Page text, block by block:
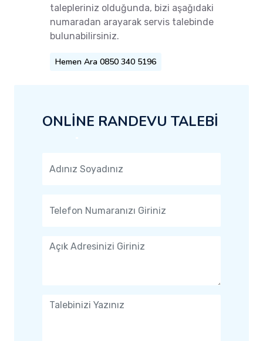
talepleriniz olduğunda, bizi aşağıdaki
numaradan arayarak servis talebinde
bulunabilirsiniz.
Hemen Ara 0850 340 5196
ONLİNE RANDEVU TALEBİ